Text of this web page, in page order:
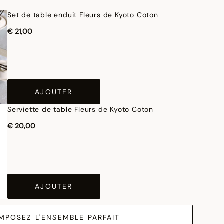
Set de table enduit Fleurs de Kyoto Coton
€ 21,00
AJOUTER
Serviette de table Fleurs de Kyoto Coton
€ 20,00
AJOUTER
L'ENSEMBLE PARFAIT